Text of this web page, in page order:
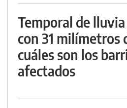
Temporal de
con 31 milímetros
cuáles son los
afectados